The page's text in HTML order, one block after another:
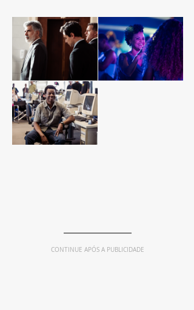
CONTINUE APÓS A PUBLICIDADE